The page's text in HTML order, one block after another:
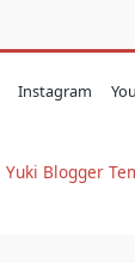
Instagram
Yuki Blogger